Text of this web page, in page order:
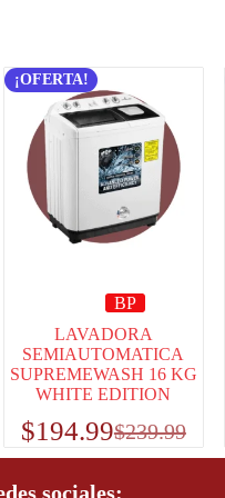
¡OFERTA!
BP
LAVADORA
SEMIAUTOMATICA
SUPREMEWASH 16 KG
WHITE EDITION
$239.99
$194.99
sociales: